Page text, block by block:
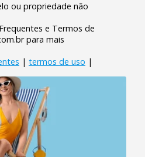
ou propriedade não
e Termos de
para mais
| termos de uso |